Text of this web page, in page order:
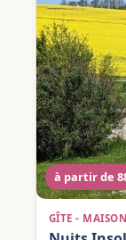
à partir de
GÎTE -